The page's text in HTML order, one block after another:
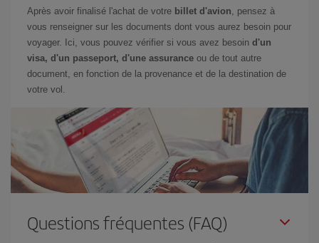
Après avoir finalisé l'achat de votre billet d'avion, pensez à
vous renseigner sur les documents dont vous aurez besoin pour
voyager. Ici, vous pouvez vérifier si vous avez besoin d'un
visa, d'un passeport, d'une assurance ou de tout autre
document, en fonction de la provenance et de la destination de
votre vol.
Questions fréquentes (FAQ)